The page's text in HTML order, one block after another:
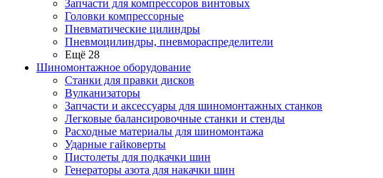
Запчасти для компрессоров винтовых
Головки компрессорные
Пневматические цилиндры
Пневмоцилиндры, пневмораспределители
Ещё 28
Шиномонтажное оборудование
Станки для правки дисков
Вулканизаторы
Запчасти и аксессуары для шиномонтажных станков
Легковые балансировочные станки и стенды
Расходные материалы для шиномонтажа
Ударные гайковерты
Пистолеты для подкачки шин
Генераторы азота для накачки шин